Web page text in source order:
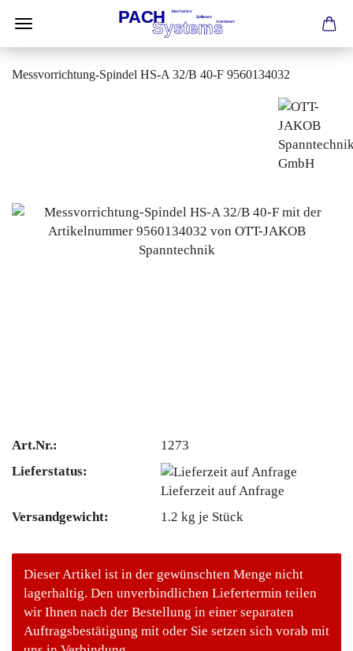
Messvorrichtung-Spindel HS-A 32/B 40-F 9560134032
Art.Nr.:
1273
Lieferstatus:
Lieferzeit auf Anfrage
Versandgewicht:
1.2 kg je Stück
Dieser Artikel ist in der gewünschten Menge nicht
lagerhaltig. Den unverbindlichen Liefertermin teilen
wir Ihnen nach der Bestellung in einer separaten
Auftragsbestätigung mit oder Sie setzen sich vorab mit